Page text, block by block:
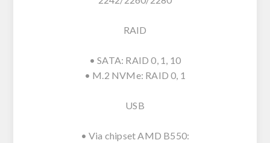
RAID
• SATA: RAID 0, 1, 10
• M.2 NVMe: RAID 0, 1
USB
• Via chipset AMD B550: